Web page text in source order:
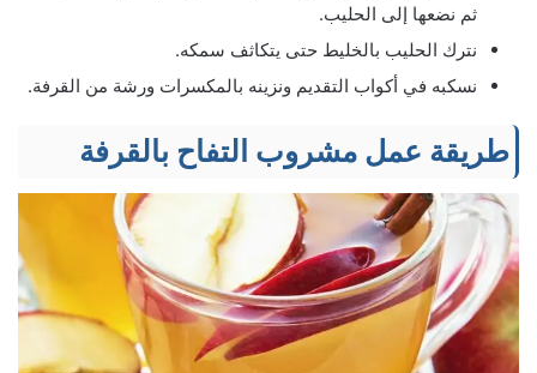
ثم نضعها إلى الحليب.
نترك الحليب بالخليط حتى يتكاثف سمكه.
نسكبه في أكواب التقديم ونزينه بالمكسرات ورشة من القرفة.
طريقة عمل مشروب التفاح بالقرفة